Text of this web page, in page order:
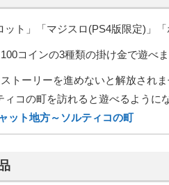
ト」「マジスロ(PS4版限定)」
コインの3種類の掛け金で遊べま
トーリーを進めないと解放されま
コの町を訪れると遊べるように
ット地方～ソルティコの町